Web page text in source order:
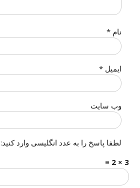
نام*
ایمیل*
وب‌ سایت
لطفا پاسخ را به عدد انگلیسی وارد کنید:
3 × 2 =